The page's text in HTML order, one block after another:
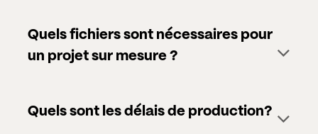
Quels fichiers sont nécessaires pour
un projet sur mesure ?
Quels sont les délais de production?